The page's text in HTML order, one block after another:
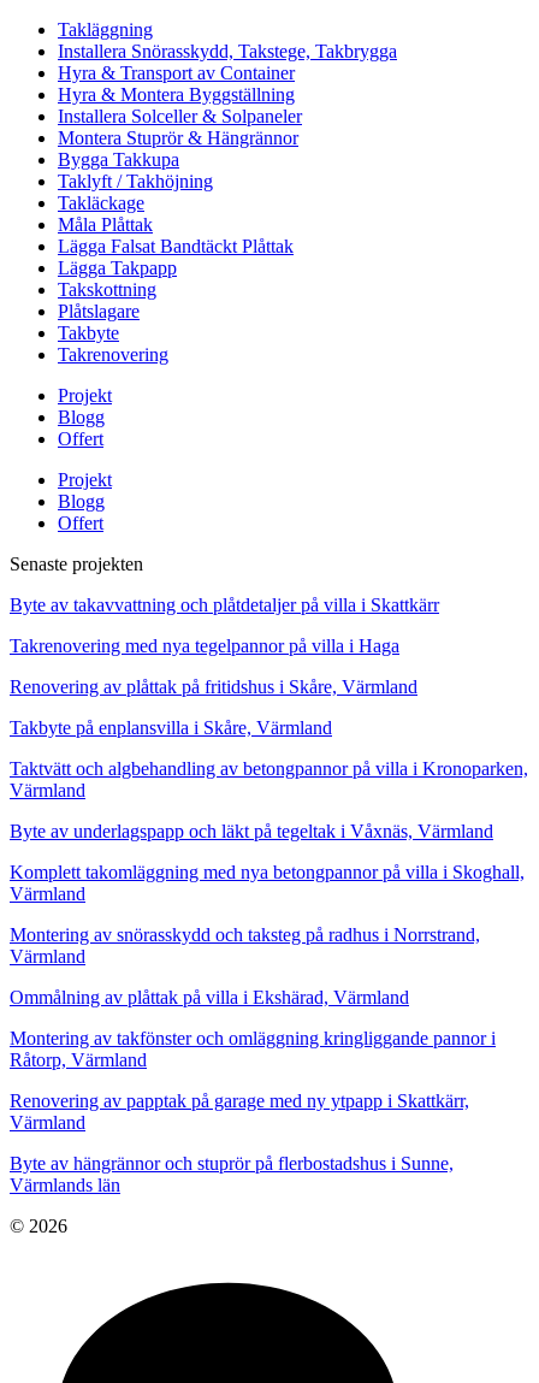
Takläggning
Installera Snörasskydd, Takstege, Takbrygga
Hyra & Transport av Container
Hyra & Montera Byggställning
Installera Solceller & Solpaneler
Montera Stuprör & Hängrännor
Bygga Takkupa
Taklyft / Takhöjning
Takläckage
Måla Plåttak
Lägga Falsat Bandtäckt Plåttak
Lägga Takpapp
Takskottning
Plåtslagare
Takbyte
Takrenovering
Projekt
Blogg
Offert
Projekt
Blogg
Offert
Senaste projekten
Byte av takavvattning och plåtdetaljer på villa i Skattkärr
Takrenovering med nya tegelpannor på villa i Haga
Renovering av plåttak på fritidshus i Skåre, Värmland
Takbyte på enplansvilla i Skåre, Värmland
Taktvätt och algbehandling av betongpannor på villa i Kronoparken,
Värmland
Byte av underlagspapp och läkt på tegeltak i Våxnäs, Värmland
Komplett takomläggning med nya betongpannor på villa i Skoghall,
Värmland
Montering av snörasskydd och taksteg på radhus i Norrstrand,
Värmland
Ommålning av plåttak på villa i Ekshärad, Värmland
Montering av takfönster och omläggning kringliggande pannor i
Råtorp, Värmland
Renovering av papptak på garage med ny ytpapp i Skattkärr,
Värmland
Byte av hängrännor och stuprör på flerbostadshus i Sunne,
Värmlands län
© 2026